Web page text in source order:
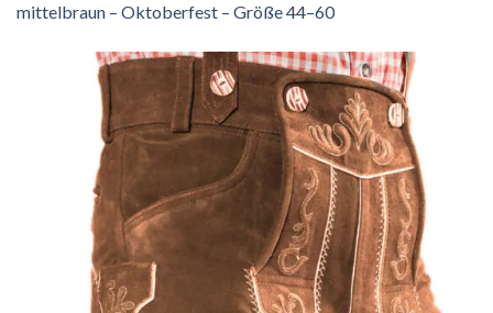
mittelbraun – Oktoberfest – Größe 44–60